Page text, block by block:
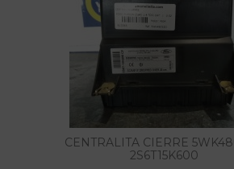
CENTRALITA CIERRE
2S6T15K600